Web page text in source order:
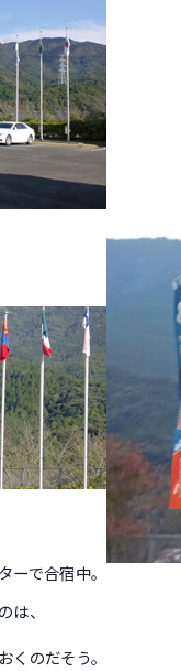
で合宿中。
は、
くのだそう。